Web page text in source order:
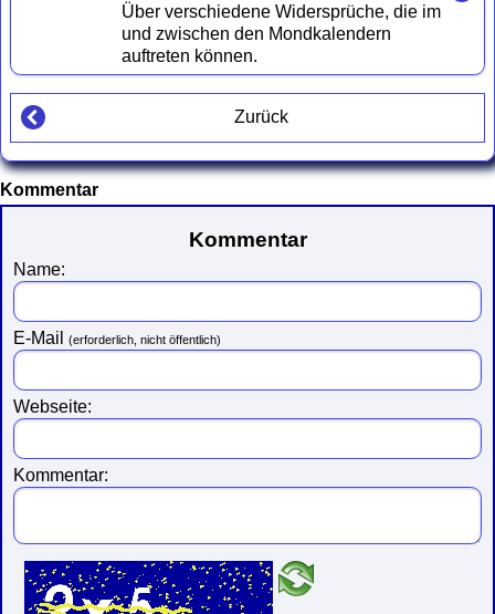
Über verschiedene Widersprüche, die im
und zwischen den Mondkalendern
Zurück
Kommentar
Kommentar
Name:
E-Mail (erforderlich, nicht öffentlich)
Webseite:
Kommentar: